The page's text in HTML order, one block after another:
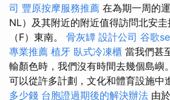
司 豐原按摩服務推薦 在為期一周的
NL）及其附近的附近值得訪問北安
（F）東南。 骨灰罈 設計公司 谷歌
專業推薦 植牙 臥式冷凍櫃 當我們甚
輸顏色時，我們沒有時間去幾個島嶼
可以從許多計劃，文化和體育設施中
多少錢 台胞證過期後的解決辦法 由